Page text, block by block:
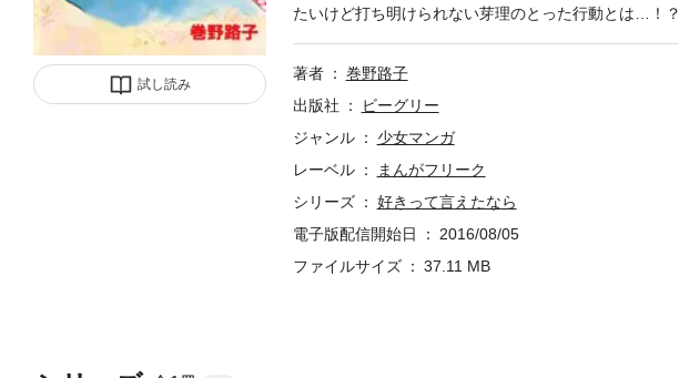
試し読み
たいけど打ち明けられない芽理のとった行動とは…！？
著者
巻野路子
出版社
ビーグリー
ジャンル
少女マンガ
レーベル
まんがフリーク
シリーズ
好きって言えたなら
電子版配信開始日
2016/08/05
ファイルサイズ
37.11 MB